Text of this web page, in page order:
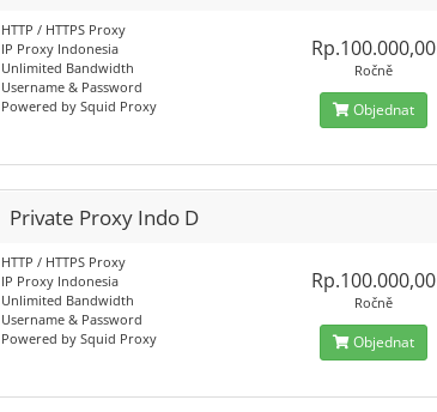
HTTP / HTTPS Proxy
IP Proxy Indonesia
Unlimited Bandwidth
Username & Password
Powered by Squid Proxy
Rp.100.000,00
Ročně
Objednat
Private Proxy Indo D
HTTP / HTTPS Proxy
IP Proxy Indonesia
Unlimited Bandwidth
Username & Password
Powered by Squid Proxy
Rp.100.000,00
Ročně
Objednat